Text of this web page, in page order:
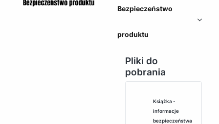
Bezpieczeństwo
produktu
Pliki do
pobrania
Książka -
informacje
bezpieczeństwa